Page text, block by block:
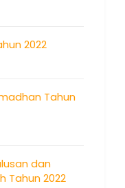
2022
Tahun
dan
Tahun 2022